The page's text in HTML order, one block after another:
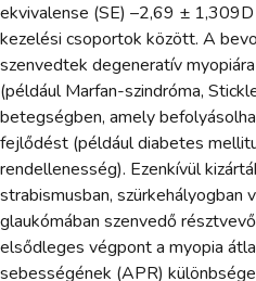
ekvivalense (SE) –2,69 ±
kezelési csoportok között. A
szenvedtek degeneratív
(például Marfan-szindróma,
betegségben, amely
fejlődést (például diabetes
rendellenesség). Ezenkívül
strabismusban, szürkehályogban
glaukómában szenvedő
elsődleges végpont a myopia
sebességének (APR)